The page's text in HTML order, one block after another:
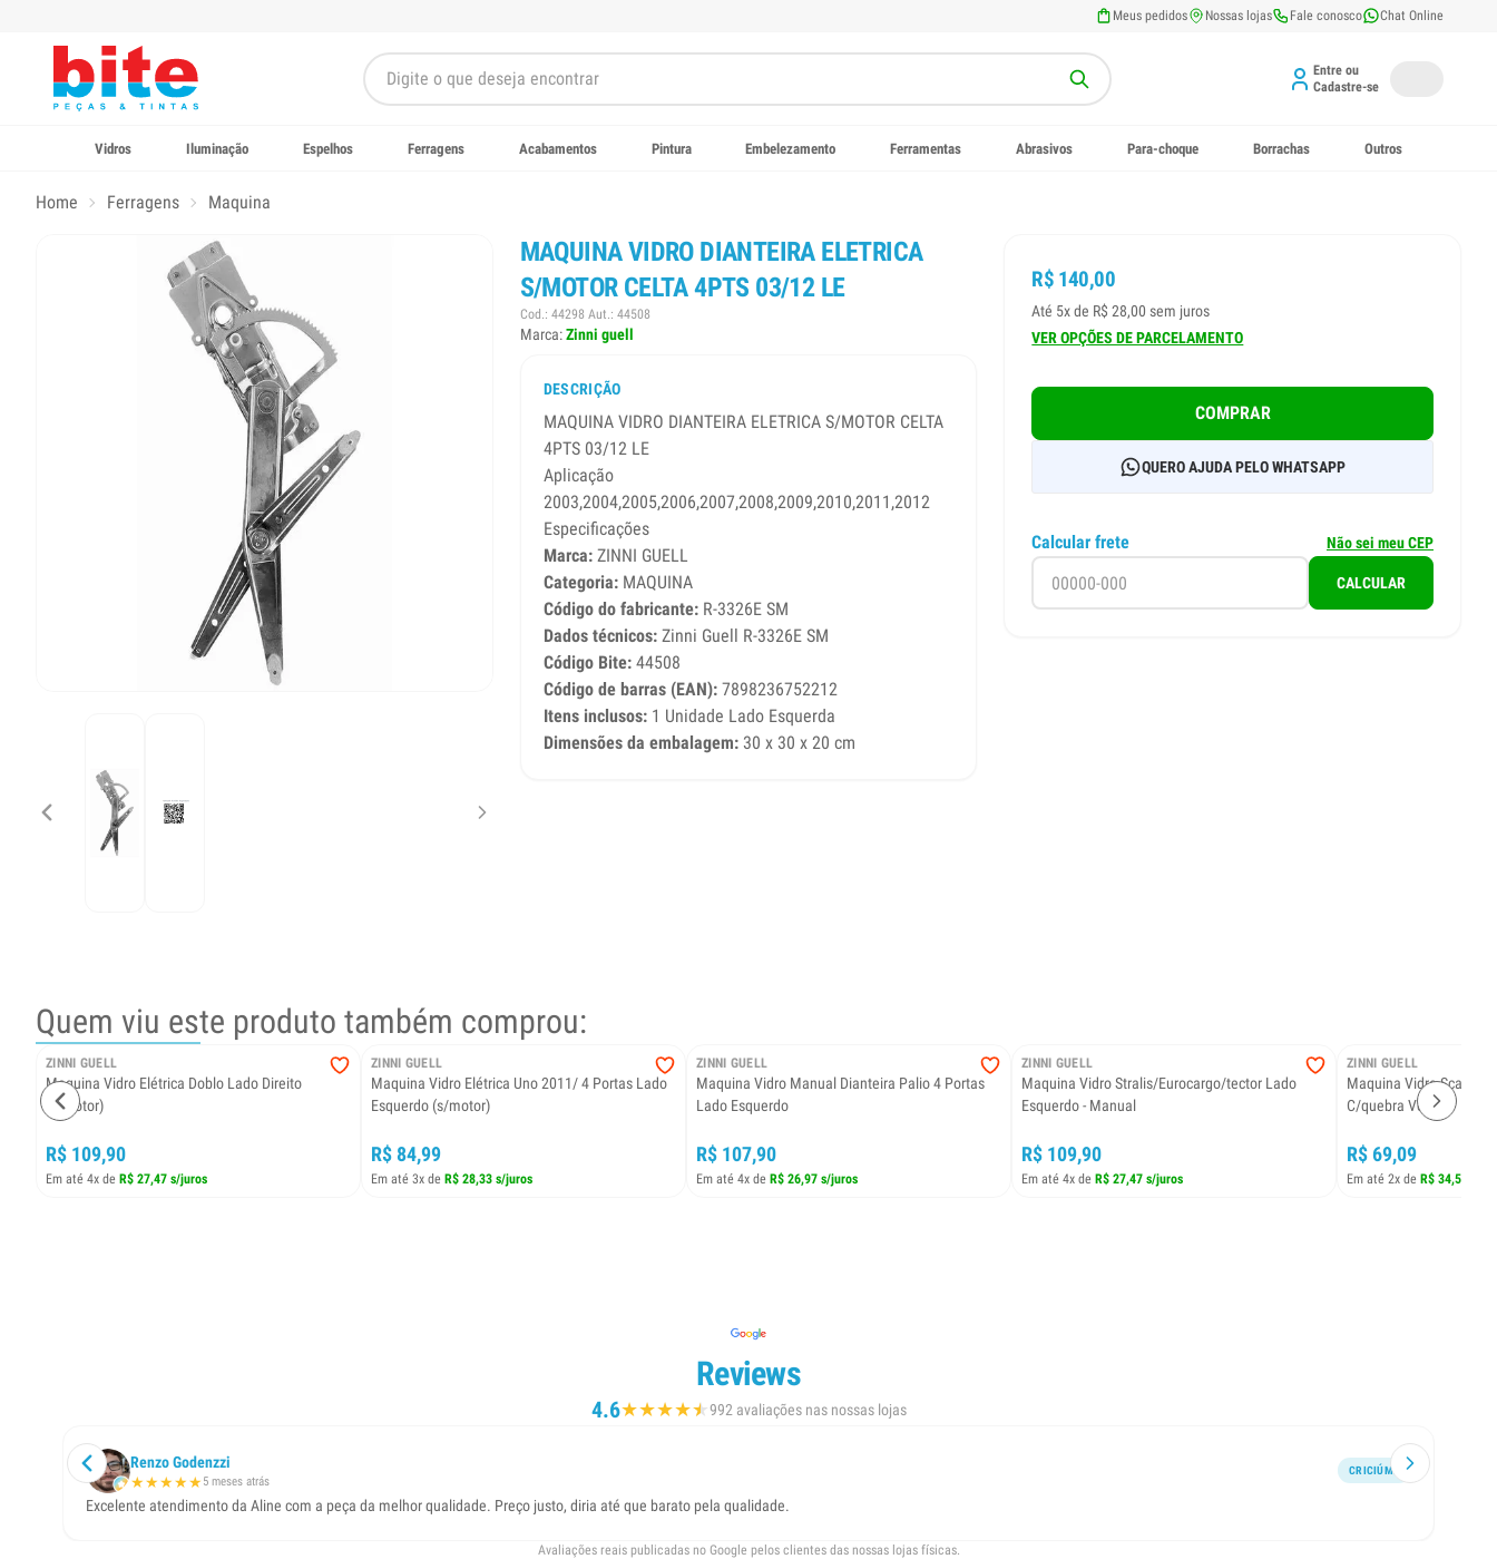
Meus pedidos Nossas lojas Fale conosco Chat Online
Entre ou
Cadastre-se
Vidros Iluminação Espelhos Ferragens Acabamentos Pintura Embelezamento Ferramentas Abrasivos Para-choque Borrachas Outros
Home Ferragens Maquina
MAQUINA VIDRO DIANTEIRA ELETRICA
S/MOTOR CELTA 4PTS 03/12 LE
Cod.: 44298 Aut.: 44508
Marca:Zinni guell
DESCRIÇÃO
MAQUINA VIDRO DIANTEIRA ELETRICA S/MOTOR CELTA
4PTS 03/12 LE
Aplicação
2003,2004,2005,2006,2007,2008,2009,2010,2011,2012
Especificações
Marca:ZINNI GUELL
Categoria:MAQUINA
Código do fabricante:R-3326E SM
Dados técnicos:Zinni Guell R-3326E SM
Código Bite:44508
Código de barras (EAN):7898236752212
Itens inclusos:1 Unidade Lado Esquerda
Dimensões da embalagem:30 x 30 x 20 cm
R$ 140,00
Até 5x de R$ 28,00 sem juros
VER OPÇÕES DE PARCELAMENTO
COMPRAR
QUERO AJUDA PELO WHATSAPP
Calcular frete Não sei meu CEP
CALCULAR
Quem viu este produto também comprou:
ZINNI GUELL
Maquina Vidro Elétrica Doblo Lado Direito
(s/motor)
R$ 109,90
Em até 4x de R$ 27,47 s/juros
ZINNI GUELL
Maquina Vidro Elétrica Uno 2011/ 4 Portas Lado
Esquerdo (s/motor)
R$ 84,99
Em até 3x de R$ 28,33 s/juros
ZINNI GUELL
Maquina Vidro Manual Dianteira Palio 4 Portas
Lado Esquerdo
R$ 107,90
Em até 4x de R$ 26,97 s/juros
ZINNI GUELL
Maquina Vidro Stralis/Eurocargo/tector Lado
Esquerdo - Manual
R$ 109,90
Em até 4x de R$ 27,47 s/juros
ZINNI GUELL
Maquina Vidro Scania
C/quebra Vento
R$ 69,09
Em até 2x de R$ 34,54 s/
Reviews
4.6★★★★★
★992 avaliações nas nossas lojas
Renzo Godenzzi
★★★★★5 meses atrás
CRICIÚMA
Excelente atendimento da Aline com a peça da melhor qualidade. Preço justo, diria até que barato pela qualidade.
Avaliações reais publicadas no Google pelos clientes das nossas lojas físicas.